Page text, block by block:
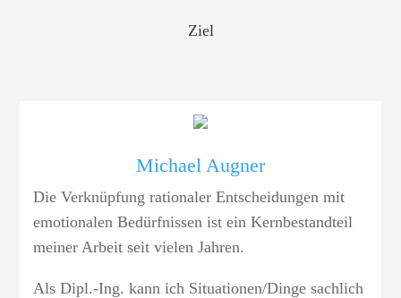
Ziel
Michael Augner
Die Verknüpfung rationaler Entscheidungen mit
emotionalen Bedürfnissen ist ein Kernbestandteil
meiner Arbeit seit vielen Jahren.
Als Dipl.-Ing. kann ich Situationen/Dinge sachlich